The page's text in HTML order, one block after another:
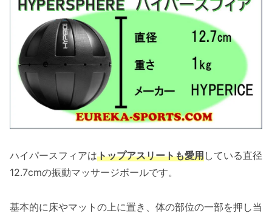
ハイパースフィアはトップアスリートも愛用している直径
12.7cmの振動マッサージボールです。
基本的に床やマットの上に置き、体の部位の一部を押し当